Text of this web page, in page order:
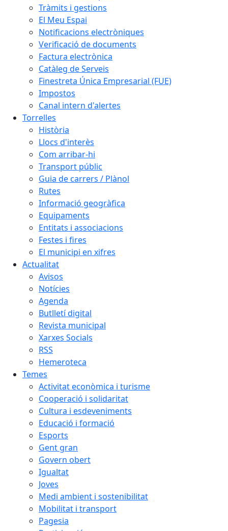
Tràmits i gestions
El Meu Espai
Notificacions electròniques
Verificació de documents
Factura electrònica
Catàleg de Serveis
Finestreta Única Empresarial (FUE)
Impostos
Canal intern d'alertes
Torrelles
Història
Llocs d'interès
Com arribar-hi
Transport públic
Guia de carrers / Plànol
Rutes
Informació geogràfica
Equipaments
Entitats i associacions
Festes i fires
El municipi en xifres
Actualitat
Avisos
Notícies
Agenda
Butlletí digital
Revista municipal
Xarxes Socials
RSS
Hemeroteca
Temes
Activitat econòmica i turisme
Cooperació i solidaritat
Cultura i esdeveniments
Educació i formació
Esports
Gent gran
Govern obert
Igualtat
Joves
Medi ambient i sostenibilitat
Mobilitat i transport
Pagesia